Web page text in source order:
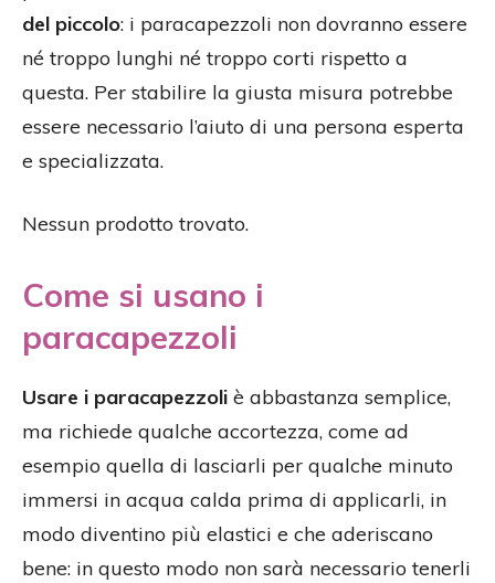
del piccolo: i paracapezzoli non dovranno essere
né troppo lunghi né troppo corti rispetto a
questa. Per stabilire la giusta misura potrebbe
essere necessario l’aiuto di una persona esperta
e specializzata.
Nessun prodotto trovato.
Come si usano i
paracapezzoli
Usare i paracapezzoli è abbastanza semplice,
ma richiede qualche accortezza, come ad
esempio quella di lasciarli per qualche minuto
immersi in acqua calda prima di applicarli, in
modo diventino più elastici e che aderiscano
bene: in questo modo non sarà necessario tenerli